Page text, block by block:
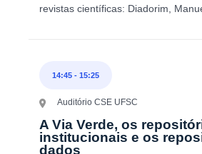
revistas científicas: Diadorim,
14:45 - 15:25
Auditório CSE UFSC
A Via Verde, os
institucionais e os
dados